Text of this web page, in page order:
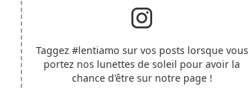
Taggez #lentiamo sur vos posts lorsque vous
portez nos lunettes de soleil pour avoir la
chance d'être sur notre page !